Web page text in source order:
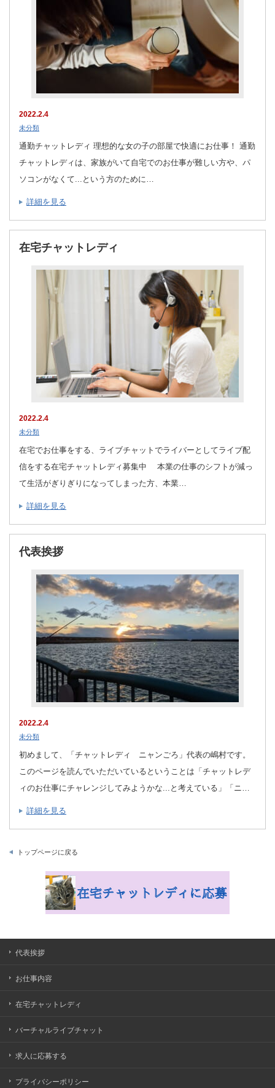
2022.2.4
未分類
通勤チャットレディ 理想的な女の子の部屋で快適にお仕事！ 通勤
チャットレディは、家族がいて自宅でのお仕事が難しい方や、パ
ソコンがなくて...という方のために…
詳細を見る
在宅チャットレディ
2022.2.4
未分類
在宅でお仕事をする、ライブチャットでライバーとしてライブ配
信をする在宅チャットレディ募集中 本業の仕事のシフトが減っ
て生活がぎりぎりになってしまった方、本業…
詳細を見る
代表挨拶
2022.2.4
未分類
初めまして、「チャットレディ ニャンごろ」代表の嶋村です。
このページを読んでいただいているということは「チャットレデ
ィのお仕事にチャレンジしてみようかな...と考えている」「ニ…
詳細を見る
トップページに戻る
代表挨拶
お仕事内容
在宅チャットレディ
バーチャルライブチャット
求人に応募する
プライバシーポリシー